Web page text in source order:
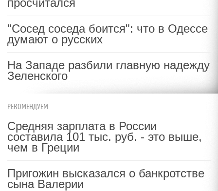
просчитался
"Сосед соседа боится": что в Одессе
думают о русских
На Западе разбили главную надежду
Зеленского
РЕКОМЕНДУЕМ
Средняя зарплата в России
составила 101 тыс. руб. - это выше,
чем в Греции
Пригожин высказался о банкротстве
сына Валерии